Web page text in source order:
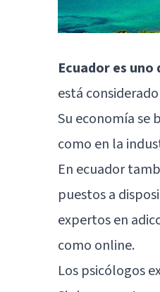
Ecuador es
está
Su economía se
como en la
En ecuador
puestos a
expertos en
como online.
Los psicólogos